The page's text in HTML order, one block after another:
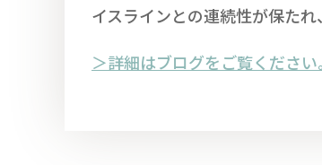
イスラインとの連続性が保た
＞詳細はブログをご覧ください。